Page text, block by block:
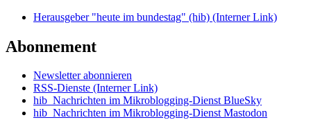
Herausgeber "heute im bundestag" (hib) (Interner Link)
Abonnement
Newsletter abonnieren
RSS-Dienste (Interner Link)
hib_Nachrichten im Mikroblogging-Dienst BlueSky
hib_Nachrichten im Mikroblogging-Dienst Mastodon